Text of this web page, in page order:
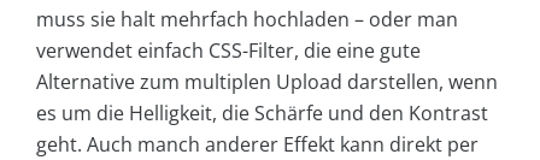
muss sie halt mehrfach hochladen – oder man
verwendet einfach CSS-Filter, die eine gute
Alternative zum multiplen Upload darstellen, wenn
es um die Helligkeit, die Schärfe und den Kontrast
geht. Auch manch anderer Effekt kann direkt per